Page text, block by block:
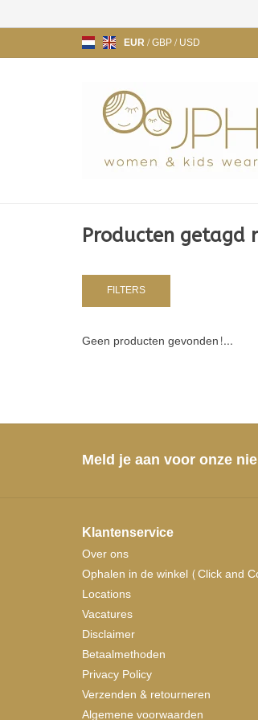
EUR/GBP/USD
Producten getagd
FILTERS
Geen producten gevonden!...
Meld je aan voor onze
Klantenservice
Over ons
Ophalen in de winkel (Click and
Locations
Vacatures
Disclaimer
Betaalmethoden
Privacy Policy
Verzenden & retourneren
Algemene voorwaarden